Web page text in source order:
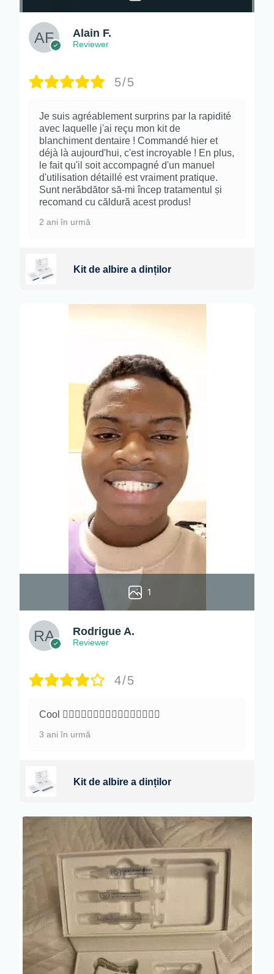
Alain F.
Reviewer
5/5
Je suis agréablement surprins par la rapidité
avec laquelle j'ai reçu mon kit de
blanchiment dentaire ! Commandé hier et
déjà là aujourd'hui, c'est incroyable ! En plus,
le fait qu'il soit accompagné d'un manuel
d'utilisation détaillé est vraiment pratique.
Sunt nerăbdător să-mi încep tratamentul și
recomand cu căldură acest produs!
2 ani în urmă
Kit de albire a dinților
1
Rodrigue A.
Reviewer
4/5
Cool 👍🏿👍🏿👍🏿👍🏿👍🏿👍🏿👍🏿👍🏿
3 ani în urmă
Kit de albire a dinților